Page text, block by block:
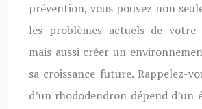
prévention, vous pouvez non
les problèmes actuels de votre
mais aussi créer un
sa croissance future. Rappelez-
d’un rhododendron dépend d’un